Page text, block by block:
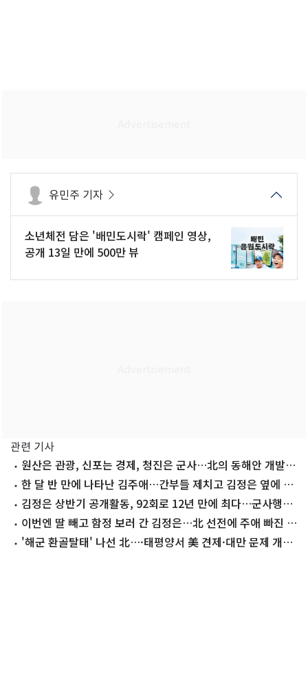
유민주 기자
소년체전 담은 '배민도시락' 캠페인 영상,
공개 13일 만에 500만 뷰
관련 기사
원산은 관광, 신포는 경제, 청진은 군사…北의 동해안 개발
구상 청사진
한 달 반 만에 나타난 김주애…간부들 제치고 김정은 옆에 섰
다 김정은 상반기 공개활동, 92회로 12년 만에 최다…군사행보
도 역대 최다
이번엔 딸 빼고 함정 보러 간 김정은…北 선전에 주애 빠진 이
유 '해군 환골탈태' 나선 北…·태평양서 美 견제·대만 문제 개입